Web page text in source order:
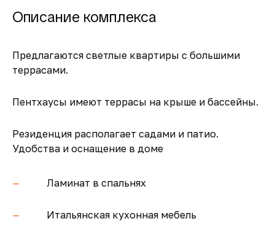
Описание комплекса
Предлагаются светлые квартиры с большими
террасами.
Пентхаусы имеют террасы на крыше и бассейны.
Резиденция располагает садами и патио.
Удобства и оснащение в доме
Ламинат в спальнях
Итальянская кухонная мебель